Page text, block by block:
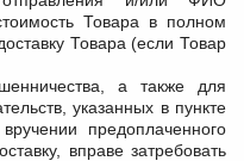
Товара в полном
Товара (если Товар
а также для
указанных в пункте
предоплаченного
вправе затребовать